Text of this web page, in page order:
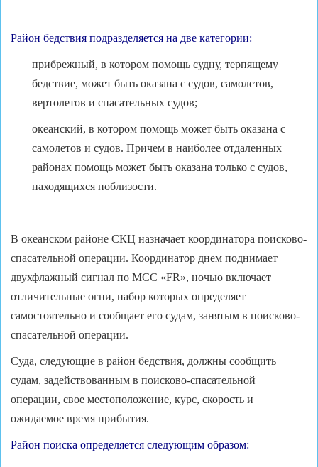
Район бедствия подразделяется на две категории:
прибрежный, в котором помощь судну, терпящему
бедствие, может быть оказана с судов, самолетов,
вертолетов и спасательных судов;
океанский, в котором помощь может быть оказана с
самолетов и судов. Причем в наиболее отдаленных
районах помощь может быть оказана только с судов,
находящихся поблизости.
В океанском районе СКЦ назначает координатора поисково-
спасательной операции. Координатор днем поднимает
двухфлажный сигнал по МСС «FR», ночью включает
отличительные огни, набор которых определяет
самостоятельно и сообщает его судам, занятым в поисково-
спасательной операции.
Суда, следующие в район бедствия, должны сообщить
судам, задействованным в поисково-спасательной
операции, свое местоположение, курс, скорость и
ожидаемое время прибытия.
Район поиска определяется следующим образом: